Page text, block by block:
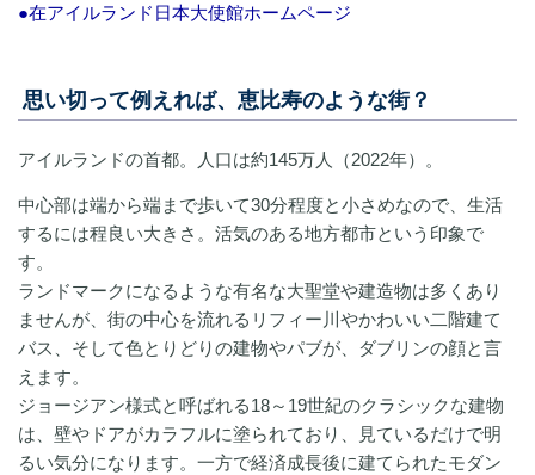
●在アイルランド日本大使館ホームページ
思い切って例えれば、恵比寿のような街？
アイルランドの首都。人口は約145万人（2022年）。
中心部は端から端まで歩いて30分程度と小さめなので、生活
するには程良い大きさ。活気のある地方都市という印象で
す。
ランドマークになるような有名な大聖堂や建造物は多くあり
ませんが、街の中心を流れるリフィー川やかわいい二階建て
バス、そして色とりどりの建物やパブが、ダブリンの顔と言
えます。
ジョージアン様式と呼ばれる18～19世紀のクラシックな建物
は、壁やドアがカラフルに塗られており、見ているだけで明
るい気分になります。一方で経済成長後に建てられたモダン